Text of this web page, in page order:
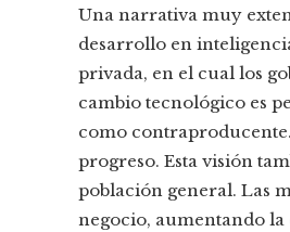
Una narrativa muy
desarrollo en
privada, en el cual los
cambio tecnológico es
como
progreso. Esta visión
población general. Las
negocio, aumentando la